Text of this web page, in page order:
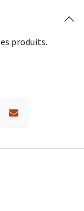
produits.